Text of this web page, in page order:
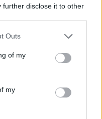
further disclose it to other
one or more Google
You may click to
its third-party tags to
in below Google
Outs
of my
my